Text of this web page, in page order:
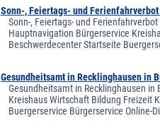
Sonn-, Feiertags- und
Sonn-, Feiertags- und
Hauptnavigation Bürgerservice
Beschwerdecenter Startseite
Gesundheitsamt in Recklinghausen in
Gesundheitsamt in Recklinghausen
Kreishaus Wirtschaft Bildung Freizeit
Buergerservice Bürgerservice Online-